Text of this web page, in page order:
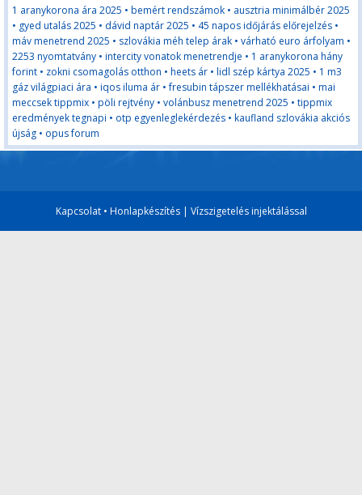
1 aranykorona ára 2025 • bemért rendszámok • ausztria minimálbér 2025
• gyed utalás 2025 • dávid naptár 2025 • 45 napos időjárás előrejelzés •
máv menetrend 2025 • szlovákia méh telep árak • várható euro árfolyam •
2253 nyomtatvány • intercity vonatok menetrendje • 1 aranykorona hány
forint • zokni csomagolás otthon • heets ár • lidl szép kártya 2025 • 1 m3
gáz világpiaci ára • iqos iluma ár •fresubin tápszer mellékhatásai • mai
meccsek tippmix • pöli rejtvény • volánbusz menetrend 2025 • tippmix
eredmények tegnapi • otp egyenleglekérdezés • kaufland szlovákia akciós
újság • opus forum
Kapcsolat• Honlapkészítés| Vízszigetelés injektálással